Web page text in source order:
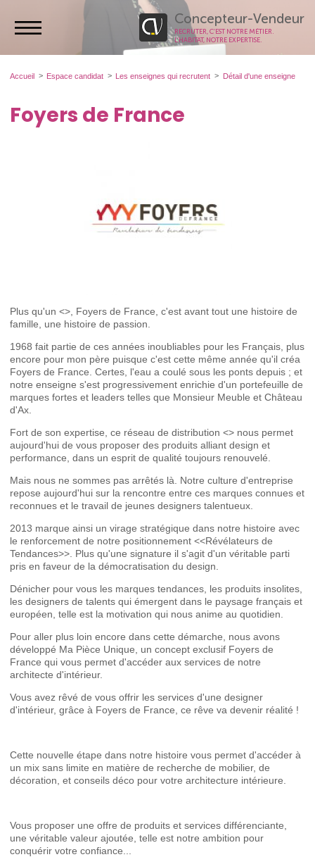
Concepteur-Vendeur
RECRUTER, C’EST NOTRE MÉTIER.
L’HABITAT, NOTRE EXPERTISE.
Accueil Espace candidat Les enseignes qui recrutent Détail d'une enseigne
Foyers de France
Plus qu'un <>, Foyers de France, c'est avant tout une histoire de
famille, une histoire de passion.
1968 fait partie de ces années inoubliables pour les Français, plus
encore pour mon père puisque c'est cette même année qu'il créa
Foyers de France. Certes, l'eau a coulé sous les ponts depuis ; et
notre enseigne s'est progressivement enrichie d'un portefeuille de
marques fortes et leaders telles que Monsieur Meuble et Château
d'Ax.
Fort de son expertise, ce réseau de distribution <> nous permet
aujourd'hui de vous proposer des produits alliant design et
performance, dans un esprit de qualité toujours renouvelé.
Mais nous ne sommes pas arrêtés là. Notre culture d'entreprise
repose aujourd'hui sur la rencontre entre ces marques connues et
reconnues et le travail de jeunes designers talentueux.
2013 marque ainsi un virage stratégique dans notre histoire avec
le renforcement de notre positionnement <<Révélateurs de
Tendances>>. Plus qu'une signature il s'agit d'un véritable parti
pris en faveur de la démocratisation du design.
Dénicher pour vous les marques tendances, les produits insolites,
les designers de talents qui émergent dans le paysage français et
européen, telle est la motivation qui nous anime au quotidien.
Pour aller plus loin encore dans cette démarche, nous avons
développé Ma Pièce Unique, un concept exclusif Foyers de
France qui vous permet d'accéder aux services de notre
architecte d'intérieur.
Vous avez rêvé de vous offrir les services d'une designer
d'intérieur, grâce à Foyers de France, ce rêve va devenir réalité !
Cette nouvelle étape dans notre histoire vous permet d'accéder à
un mix sans limite en matière de recherche de mobilier, de
décoration, et conseils déco pour votre architecture intérieure.
Vous proposer une offre de produits et services différenciante,
une véritable valeur ajoutée, telle est notre ambition pour
conquérir votre confiance...